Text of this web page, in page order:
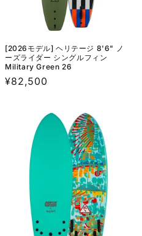
[2026モデル] ヘリテージ 8'6" ノ
ーズライダー シングルフィン
Military Green 26
通
¥82,500